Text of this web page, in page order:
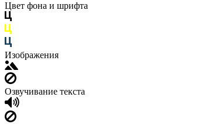
Цвет фона и шрифта
Изображения
Озвучивание текста